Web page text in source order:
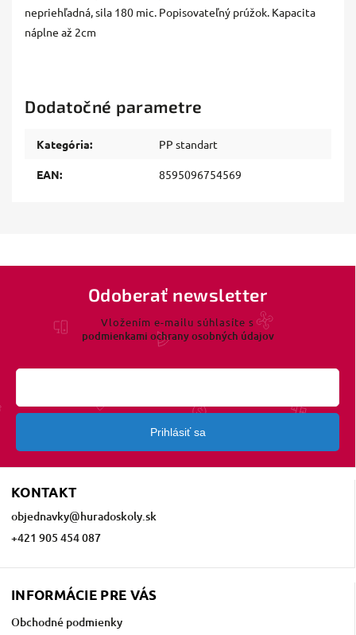
nepriehľadná, sila 180 mic. Popisovateľný prúžok. Kapacita
náplne až 2cm
Dodatočné parametre
Kategória: PP standart
EAN: 8595096754569
KONTAKT
objednavky@huradoskoly.sk
+421 905 454 087
INFORMÁCIE PRE VÁS
Obchodné podmienky
Odoberať newsletter
Vložením e-mailu súhlasíte s
podmienkami ochrany osobných údajov
Prihlásiť sa